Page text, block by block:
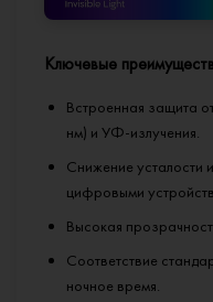
Ключевые
Встроенная защита
нм) и УФ-излучения.
Снижение усталости
цифровыми
Высокая
Соответствие
ночное время.